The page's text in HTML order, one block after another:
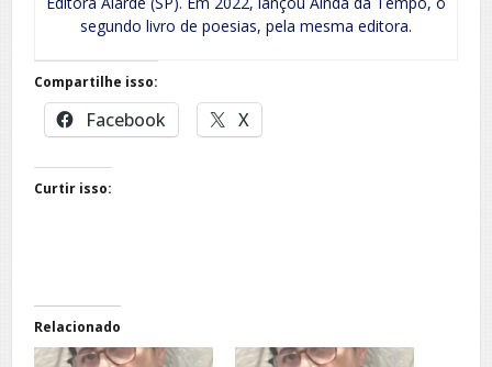
segundo livro de poesias, pela mesma editora.
Compartilhe isso:
Facebook X
Curtir isso:
Relacionado